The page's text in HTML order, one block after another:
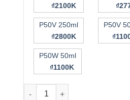
₫2100K
P50V 250ml
₫2800K
P50V
P50W 50ml
₫1100K
Toner dành cho da nám, xỉn